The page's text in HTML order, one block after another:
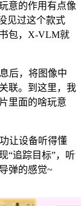
意的作用有点像
见过这个款式
包，X-VLM就
后，将图像中
联。到这里，我
里面的啥玩意
让设备听得懂
“追踪目标”，听
弹的感觉~